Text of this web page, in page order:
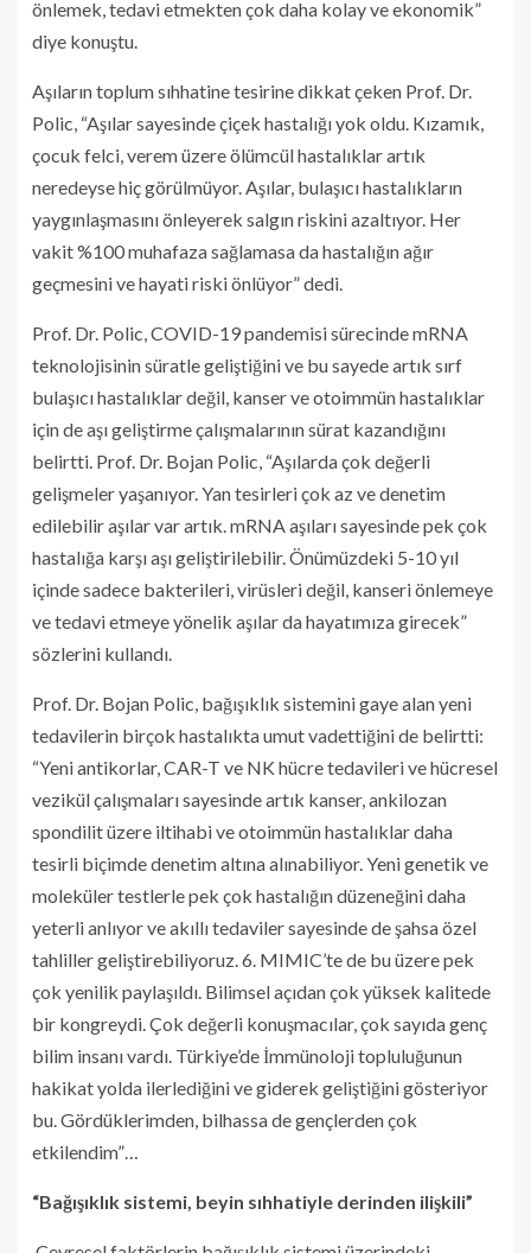
önlemek, tedavi etmekten çok daha kolay ve ekonomik”
diye konuştu.
Aşıların toplum sıhhatine tesirine dikkat çeken Prof. Dr.
Polic, “Aşılar sayesinde çiçek hastalığı yok oldu. Kızamık,
çocuk felci, verem üzere ölümcül hastalıklar artık
neredeyse hiç görülmüyor. Aşılar, bulaşıcı hastalıkların
yaygınlaşmasını önleyerek salgın riskini azaltıyor. Her
vakit %100 muhafaza sağlamasa da hastalığın ağır
geçmesini ve hayati riski önlüyor” dedi.
Prof. Dr. Polic, COVID-19 pandemisi sürecinde mRNA
teknolojisinin süratle geliştiğini ve bu sayede artık sırf
bulaşıcı hastalıklar değil, kanser ve otoimmün hastalıklar
için de aşı geliştirme çalışmalarının sürat kazandığını
belirtti. Prof. Dr. Bojan Polic, “Aşılarda çok değerli
gelişmeler yaşanıyor. Yan tesirleri çok az ve denetim
edilebilir aşılar var artık. mRNA aşıları sayesinde pek çok
hastalığa karşı aşı geliştirilebilir. Önümüzdeki 5-10 yıl
içinde sadece bakterileri, virüsleri değil, kanseri önlemeye
ve tedavi etmeye yönelik aşılar da hayatımıza girecek”
sözlerini kullandı.
Prof. Dr. Bojan Polic, bağışıklık sistemini gaye alan yeni
tedavilerin birçok hastalıkta umut vadettiğini de belirtti:
“Yeni antikorlar, CAR-T ve NK hücre tedavileri ve hücresel
vezikül çalışmaları sayesinde artık kanser, ankilozan
spondilit üzere iltihabi ve otoimmün hastalıklar daha
tesirli biçimde denetim altına alınabiliyor. Yeni genetik ve
moleküler testlerle pek çok hastalığın düzeneğini daha
yeterli anlıyor ve akıllı tedaviler sayesinde de şahsa özel
tahliller geliştirebiliyoruz. 6. MIMIC’te de bu üzere pek
çok yenilik paylaşıldı. Bilimsel açıdan çok yüksek kalitede
bir kongreydi. Çok değerli konuşmacılar, çok sayıda genç
bilim insanı vardı. Türkiye’de İmmünoloji topluluğunun
hakikat yolda ilerlediğini ve giderek geliştiğini gösteriyor
bu. Gördüklerimden, bilhassa de gençlerden çok
etkilendim”…
“Bağışıklık sistemi, beyin sıhhatiyle derinden ilişkili”